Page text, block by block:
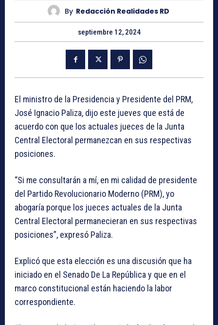
By Redacción Realidades RD
septiembre 12, 2024
El ministro de la Presidencia y Presidente del PRM,
José Ignacio Paliza, dijo este jueves que está de
acuerdo con que los actuales jueces de la Junta
Central Electoral permanezcan en sus respectivas
posiciones.
“Si me consultarán a mí, en mi calidad de presidente
del Partido Revolucionario Moderno (PRM), yo
abogaría porque los jueces actuales de la Junta
Central Electoral permanecieran en sus respectivas
posiciones”, expresó Paliza.
Explicó que esta elección es una discusión que ha
iniciado en el Senado De La República y que en el
marco constitucional están haciendo la labor
correspondiente.